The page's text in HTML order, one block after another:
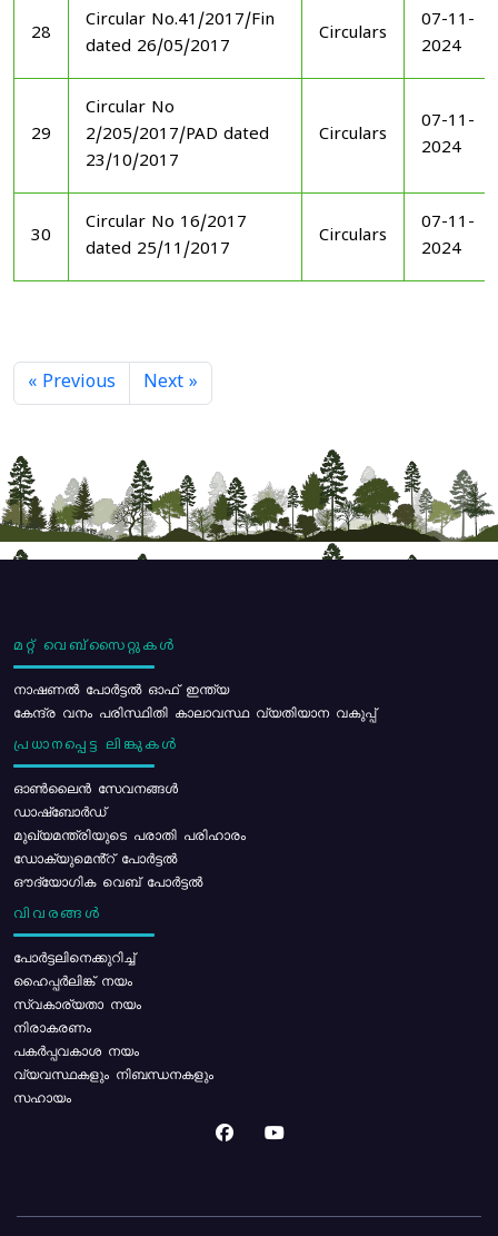
28
Circular No.41/2017/Fin
dated 26/05/2017
Circulars
07-11-
2024
29
Circular No
2/205/2017/PAD dated
23/10/2017
Circulars
07-11-
2024
30
Circular No 16/2017
dated 25/11/2017
Circulars
07-11-
2024
« Previous Next »
മറ്റ് വെബ്സൈറ്റുകൾ
നാഷണൽ പോർട്ടൽ ഓഫ് ഇന്ത്യ
കേന്ദ്ര വനം പരിസ്ഥിതി കാലാവസ്ഥ വ്യതിയാന വകുപ്പ്
പ്രധാനപ്പെട്ട ലിങ്കുകൾ
ഓൺലൈൻ സേവനങ്ങൾ
ഡാഷ്ബോർഡ്
മുഖ്യമന്ത്രിയുടെ പരാതി പരിഹാരം
ഡോക്യുമെൻ്റ് പോർട്ടൽ
ഔദ്യോഗിക വെബ് പോർട്ടൽ
വിവരങ്ങൾ
പോര്‍ട്ടലിനെക്കുറിച്ച്
ഹൈപ്പർലിങ്ക് നയം
സ്വകാര്യതാ നയം
നിരാകരണം
പകർപ്പവകാശ നയം
വ്യവസ്ഥകളും നിബന്ധനകളും
സഹായം